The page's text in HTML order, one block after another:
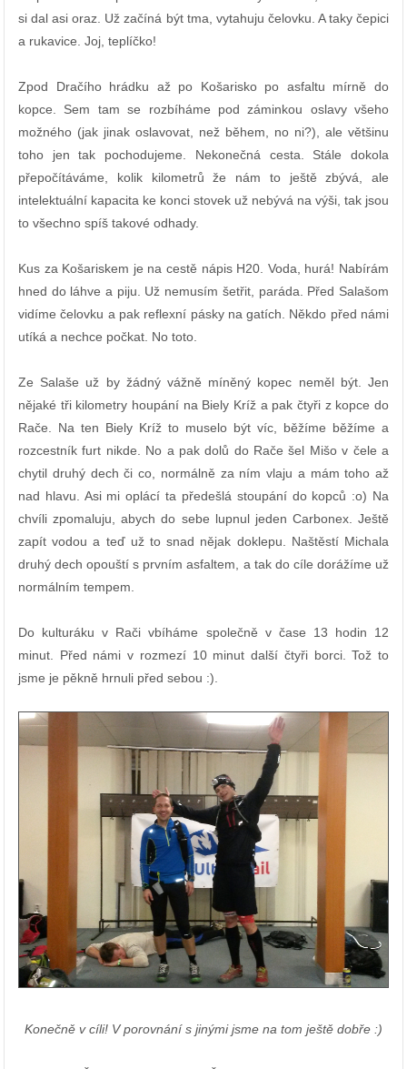
si dal asi oraz. Už začíná být tma, vytahuju čelovku. A taky čepici
a rukavice. Joj, teplíčko!
Zpod Dračího hrádku až po Košarisko po asfaltu mírně do
kopce. Sem tam se rozbíháme pod záminkou oslavy všeho
možného (jak jinak oslavovat, než během, no ni?), ale většinu
toho jen tak pochodujeme. Nekonečná cesta. Stále dokola
přepočítáváme, kolik kilometrů že nám to ještě zbývá, ale
intelektuální kapacita ke konci stovek už nebývá na výši, tak jsou
to všechno spíš takové odhady.
Kus za Košariskem je na cestě nápis H20. Voda, hurá! Nabírám
hned do láhve a piju. Už nemusím šetřit, paráda. Před Salašom
vidíme čelovku a pak reflexní pásky na gatích. Někdo před námi
utíká a nechce počkat. No toto.
Ze Salaše už by žádný vážně míněný kopec neměl být. Jen
nějaké tři kilometry houpání na Biely Kríž a pak čtyři z kopce do
Rače. Na ten Biely Kríž to muselo být víc, běžíme běžíme a
rozcestník furt nikde. No a pak dolů do Rače šel Mišo v čele a
chytil druhý dech či co, normálně za ním vlaju a mám toho až
nad hlavu. Asi mi oplácí ta předešlá stoupání do kopců :o) Na
chvíli zpomaluju, abych do sebe lupnul jeden Carbonex. Ještě
zapít vodou a teď už to snad nějak doklepu. Naštěstí Michala
druhý dech opouští s prvním asfaltem, a tak do cíle dorážíme už
normálním tempem.
Do kulturáku v Rači vbíháme společně v čase 13 hodin 12
minut. Před námi v rozmezí 10 minut další čtyři borci. Tož to
jsme je pěkně hrnuli před sebou :).
Konečně v cíli! V porovnání s jinými jsme na tom ještě dobře :)